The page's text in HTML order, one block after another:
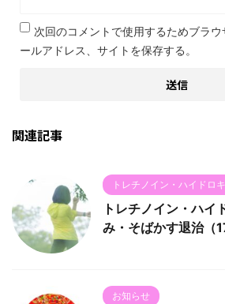
次回のコメントで使用するためブラ
ールアドレス、サイトを保存する。
関連記事
トレチノイン・ハイドロ
トレチノイン・ハイ
み・そばかす退治（
お知らせ